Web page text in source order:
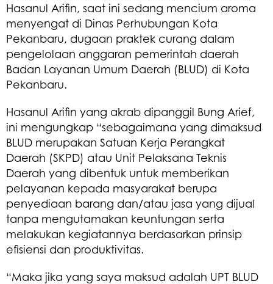
Hasanul Arifin, saat ini sedang mencium aroma
menyengat di Dinas Perhubungan Kota
Pekanbaru, dugaan praktek curang dalam
pengelolaan anggaran pemerintah daerah
Badan Layanan Umum Daerah (BLUD) di Kota
Pekanbaru.
Hasanul Arifin yang akrab dipanggil Bung Arief,
ini mengungkap “sebagaimana yang dimaksud
BLUD merupakan Satuan Kerja Perangkat
Daerah (SKPD) atau Unit Pelaksana Teknis
Daerah yang dibentuk untuk memberikan
pelayanan kepada masyarakat berupa
penyediaan barang dan/atau jasa yang dijual
tanpa mengutamakan keuntungan serta
melakukan kegiatannya berdasarkan prinsip
efisiensi dan produktivitas.
“Maka jika yang saya maksud adalah UPT BLUD